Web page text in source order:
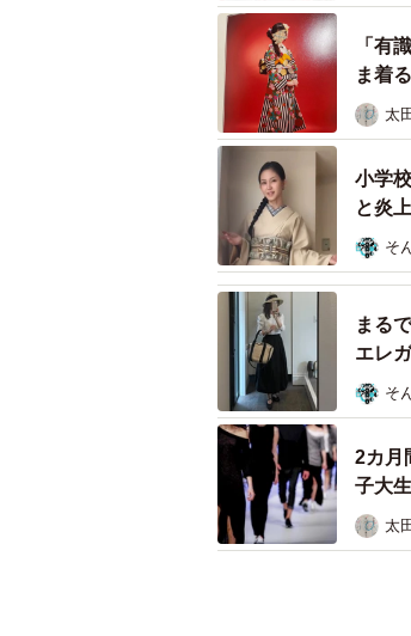
「有
ま着
太
小学
と炎
そ
まる
エレ
そ
2カ月
子大
太